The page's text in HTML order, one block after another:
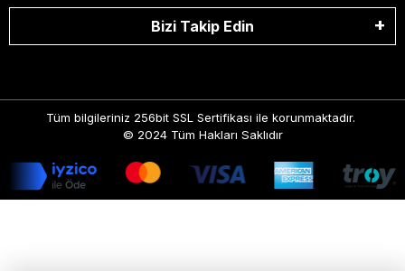
Bizi Takip Edin
Tüm bilgileriniz 256bit SSL Sertifikası ile korunmaktadır.
© 2024 Tüm Hakları Saklıdır